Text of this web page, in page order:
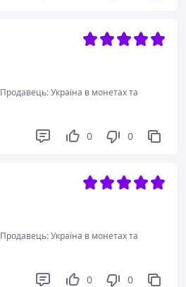
Продавець: Україна в монетах та
0 0
Продавець: Україна в монетах та
0 0